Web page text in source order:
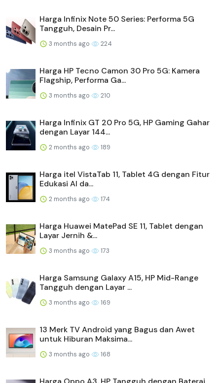
Harga Infinix Note 50 Series: Performa 5G
Tangguh, Desain Pr...
3 months ago 224
Harga HP Tecno Camon 30 Pro 5G: Kamera
Flagship, Performa Ga...
3 months ago 210
Harga Infinix GT 20 Pro 5G, HP Gaming Gahar
dengan Layar 144...
2 months ago 189
Harga itel VistaTab 11, Tablet 4G dengan Fitur
Edukasi AI da...
2 months ago 174
Harga Huawei MatePad SE 11, Tablet dengan
Layar Jernih &...
3 months ago 173
Harga Samsung Galaxy A15, HP Mid-Range
Tangguh dengan Layar ...
3 months ago 169
13 Merk TV Android yang Bagus dan Awet
untuk Hiburan Maksima...
3 months ago 168